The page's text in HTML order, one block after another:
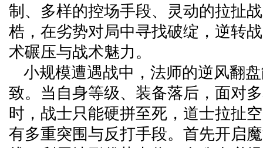
制、多样的控场手段、灵动的拉扯
梏，在劣势对局中寻找破绽，逆转
术碾压与战术魅力。
小规模遭遇战中，法师的逆风翻
致。当自身等级、装备落后，面对
时，战士只能硬拼至死，道士拉扯
有多重突围与反打手段。首先开启